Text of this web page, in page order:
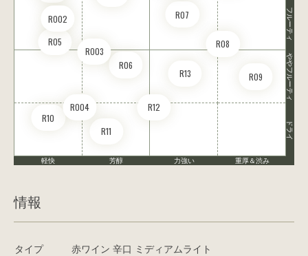
R05
R06
R07
R08
R09
R10
R11
R12
R13
RO02
RO03
RO04
フルーティ
ややフルーティ
ドライ
軽快 芳醇 力強い 重厚＆渋み
情報
タイプ
赤ワイン 辛口 ミディアムライト